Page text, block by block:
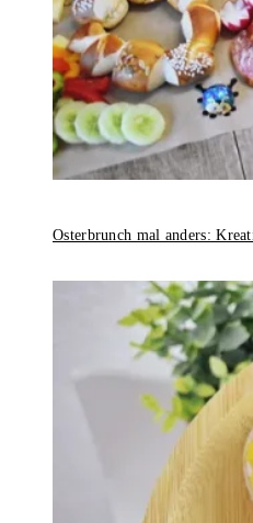
Osterbrunch mal anders: